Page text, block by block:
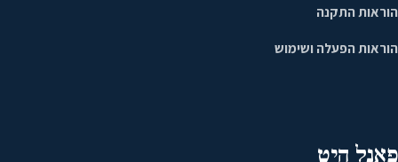
הוראות התקנה
הוראות הפעלה ושימוש
פאנל היט